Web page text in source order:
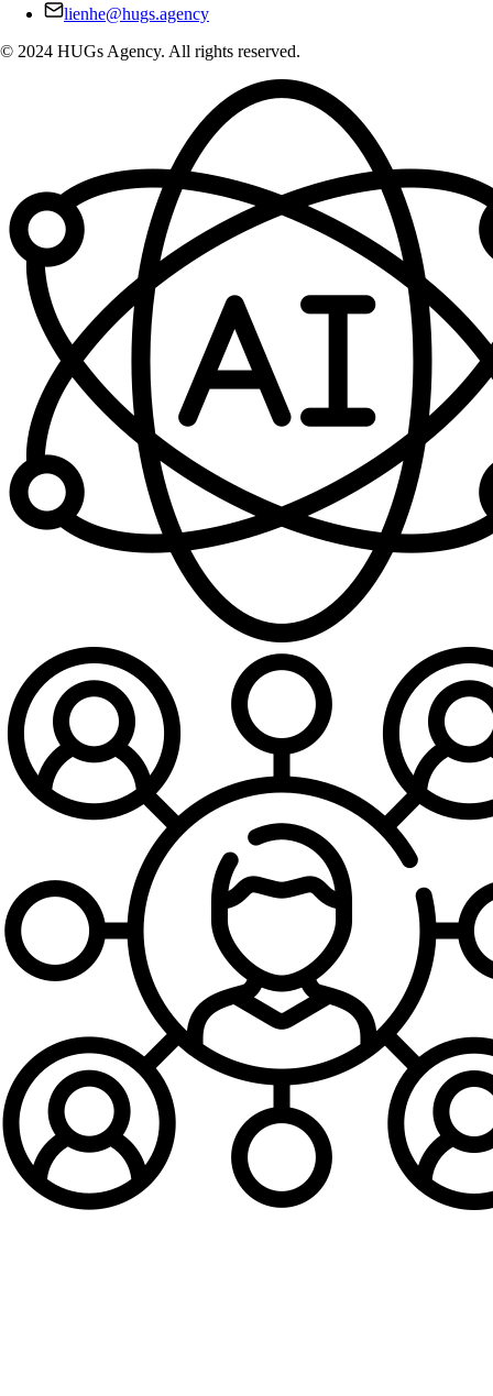
lienhe@hugs.agency
© 2024 HUGs Agency. All rights reserved.